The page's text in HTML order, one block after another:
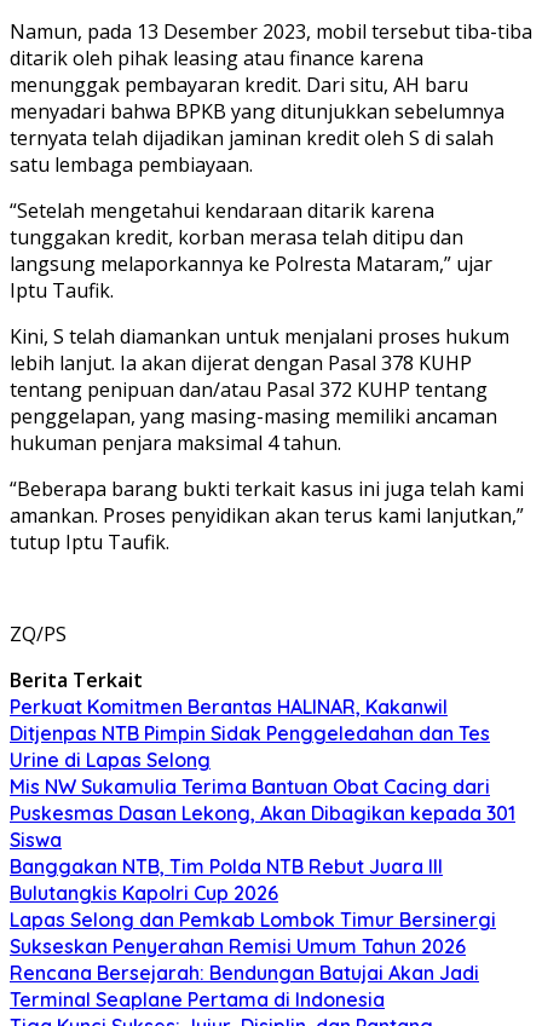
Namun, pada 13 Desember 2023, mobil tersebut tiba-tiba
ditarik oleh pihak leasing atau finance karena
menunggak pembayaran kredit. Dari situ, AH baru
menyadari bahwa BPKB yang ditunjukkan sebelumnya
ternyata telah dijadikan jaminan kredit oleh S di salah
satu lembaga pembiayaan.
“Setelah mengetahui kendaraan ditarik karena
tunggakan kredit, korban merasa telah ditipu dan
langsung melaporkannya ke Polresta Mataram,” ujar
Iptu Taufik.
Kini, S telah diamankan untuk menjalani proses hukum
lebih lanjut. Ia akan dijerat dengan Pasal 378 KUHP
tentang penipuan dan/atau Pasal 372 KUHP tentang
penggelapan, yang masing-masing memiliki ancaman
hukuman penjara maksimal 4 tahun.
“Beberapa barang bukti terkait kasus ini juga telah kami
amankan. Proses penyidikan akan terus kami lanjutkan,”
tutup Iptu Taufik.
ZQ/PS
Berita Terkait
Perkuat Komitmen Berantas HALINAR, Kakanwil
Ditjenpas NTB Pimpin Sidak Penggeledahan dan Tes
Urine di Lapas Selong
Mis NW Sukamulia Terima Bantuan Obat Cacing dari
Puskesmas Dasan Lekong, Akan Dibagikan kepada 301
Siswa
Banggakan NTB, Tim Polda NTB Rebut Juara III
Bulutangkis Kapolri Cup 2026
Lapas Selong dan Pemkab Lombok Timur Bersinergi
Sukseskan Penyerahan Remisi Umum Tahun 2026
Rencana Bersejarah: Bendungan Batujai Akan Jadi
Terminal Seaplane Pertama di Indonesia